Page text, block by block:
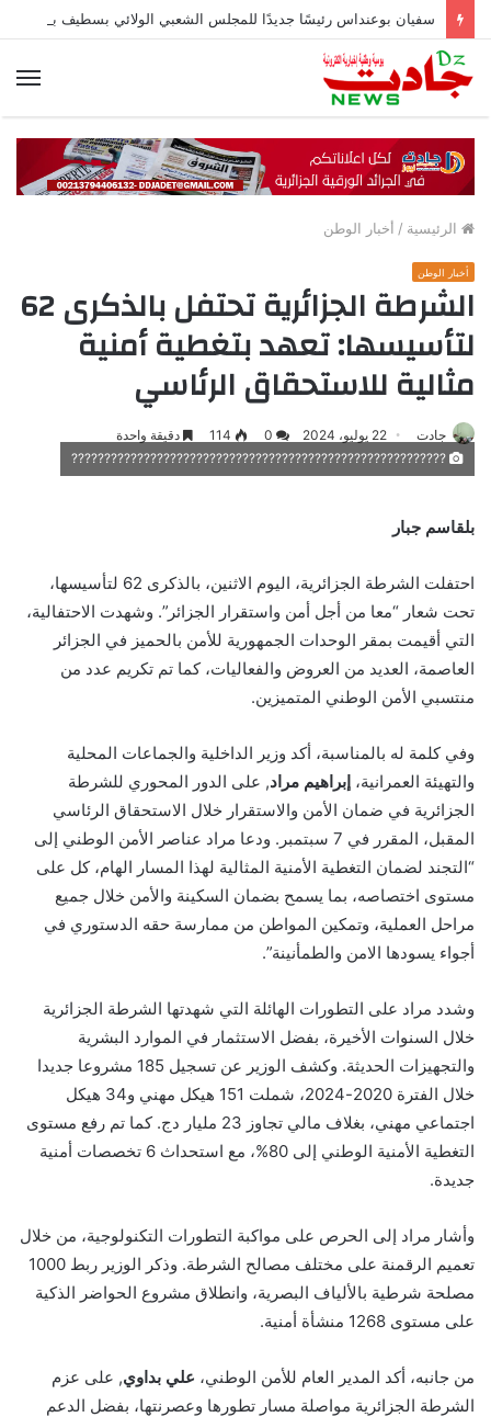
الرئيسية / أخبار الوطن
أخبار الوطن
الشرطة الجزائرية تحتفل بالذكرى 62
لتأسيسها: تعهد بتغطية أمنية
مثالية للاستحقاق الرئاسي
جادت 22 يوليو، 2024 0
114 دقيقة واحدة
?????????????????????????????????????????????????????????
بلقاسم جبار
احتفلت الشرطة الجزائرية، اليوم الاثنين، بالذكرى 62 لتأسيسها،
تحت شعار “معا من أجل أمن واستقرار الجزائر”. وشهدت الاحتفالية،
التي أقيمت بمقر الوحدات الجمهورية للأمن بالحميز في الجزائر
العاصمة، العديد من العروض والفعاليات، كما تم تكريم عدد من
منتسبي الأمن الوطني المتميزين.
وفي كلمة له بالمناسبة، أكد وزير الداخلية والجماعات المحلية
والتهيئة العمرانية، إبراهيم مراد, على الدور المحوري للشرطة
الجزائرية في ضمان الأمن والاستقرار خلال الاستحقاق الرئاسي
المقبل، المقرر في 7 سبتمبر. ودعا مراد عناصر الأمن الوطني إلى
“التجند لضمان التغطية الأمنية المثالية لهذا المسار الهام، كل على
مستوى اختصاصه، بما يسمح بضمان السكينة والأمن خلال جميع
مراحل العملية، وتمكين المواطن من ممارسة حقه الدستوري في
أجواء يسودها الامن والطمأنينة”.
وشدد مراد على التطورات الهائلة التي شهدتها الشرطة الجزائرية
خلال السنوات الأخيرة، بفضل الاستثمار في الموارد البشرية
والتجهيزات الحديثة. وكشف الوزير عن تسجيل 185 مشروعا جديدا
خلال الفترة 2020-2024، شملت 151 هيكل مهني و34 هيكل
اجتماعي مهني، بغلاف مالي تجاوز 23 مليار دج. كما تم رفع مستوى
التغطية الأمنية الوطني إلى 80%، مع استحداث 6 تخصصات أمنية
جديدة.
وأشار مراد إلى الحرص على مواكبة التطورات التكنولوجية، من خلال
تعميم الرقمنة على مختلف مصالح الشرطة. وذكر الوزير ربط 1000
مصلحة شرطية بالألياف البصرية، وانطلاق مشروع الحواضر الذكية
على مستوى 1268 منشأة أمنية.
من جانبه، أكد المدير العام للأمن الوطني، علي بداوي, على عزم
الشرطة الجزائرية مواصلة مسار تطورها وعصرنتها، بفضل الدعم